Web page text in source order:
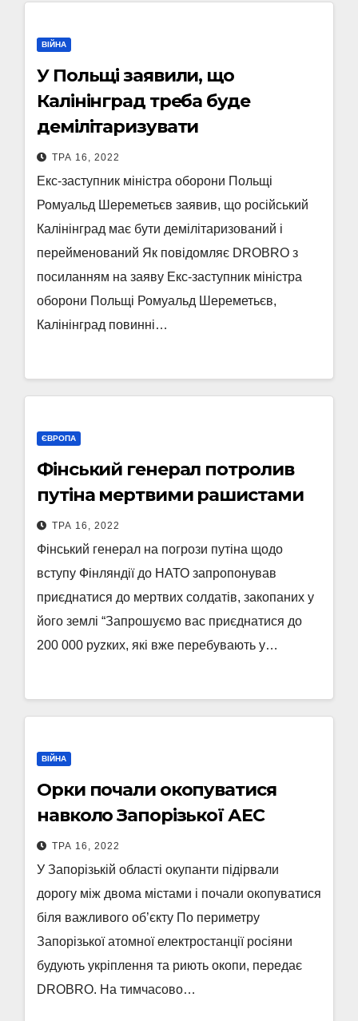
ВІЙНА
У Польщі заявили, що
Калінінград треба буде
демілітаризувати
ТРА 16, 2022
Екс-заступник міністра оборони Польщі
Ромуальд Шереметьєв заявив, що російський
Калінінград має бути демілітаризований і
перейменований Як повідомляє DROBRO з
посиланням на заяву Екс-заступник міністра
оборони Польщі Ромуальд Шереметьєв,
Калінінград повинні…
ЄВРОПА
Фінський генерал потролив
путіна мертвими рашистами
ТРА 16, 2022
Фінський генерал на погрози путіна щодо
вступу Фінляндії до НАТО запропонував
приєднатися до мертвих солдатів, закопаних у
його землі “Запрошуємо вас приєднатися до
200 000 руzких, які вже перебувають у…
ВІЙНА
Орки почали окопуватися
навколо Запорізької АЕС
ТРА 16, 2022
У Запорізькій області окупанти підірвали
дорогу між двома містами і почали окопуватися
біля важливого об’єкту По периметру
Запорізької атомної електростанції росіяни
будують укріплення та риють окопи, передає
DROBRO. На тимчасово…